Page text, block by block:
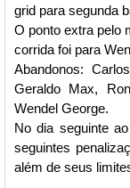
grid para segunda
O ponto extra pelo
corrida foi para
Abandonos:
Geraldo Max,
Wendel George.
No dia seguinte
seguintes
além de seus